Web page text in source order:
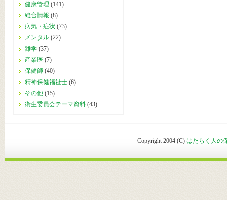
健康管理 (141)
総合情報 (8)
病気・症状 (73)
メンタル (22)
雑学 (37)
産業医 (7)
保健師 (40)
精神保健福祉士 (6)
その他 (15)
衛生委員会テーマ資料 (43)
Copyright 2004 (C) はたらく人の